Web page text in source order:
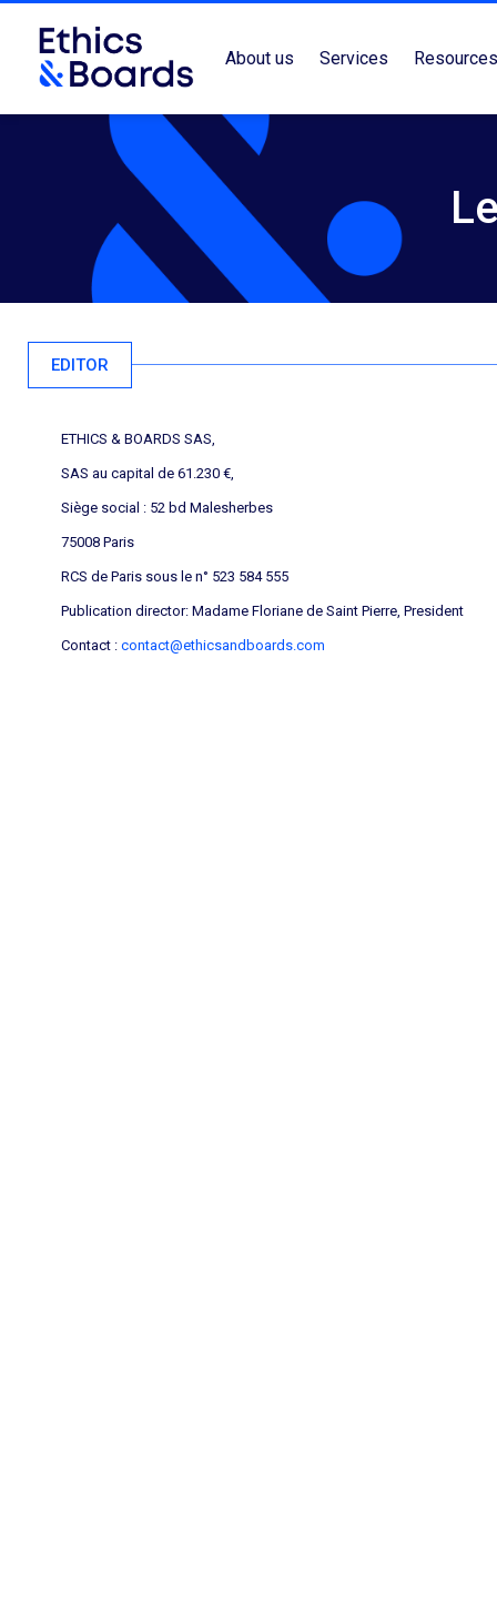
About us Services Resources
EDITOR
ETHICS & BOARDS SAS,
SAS au capital de 61.230 €,
Siège social : 52 bd Malesherbes
75008 Paris
RCS de Paris sous le n° 523 584 555
Publication director: Madame Floriane de Saint Pierre, President
Contact : contact@ethicsandboards.com